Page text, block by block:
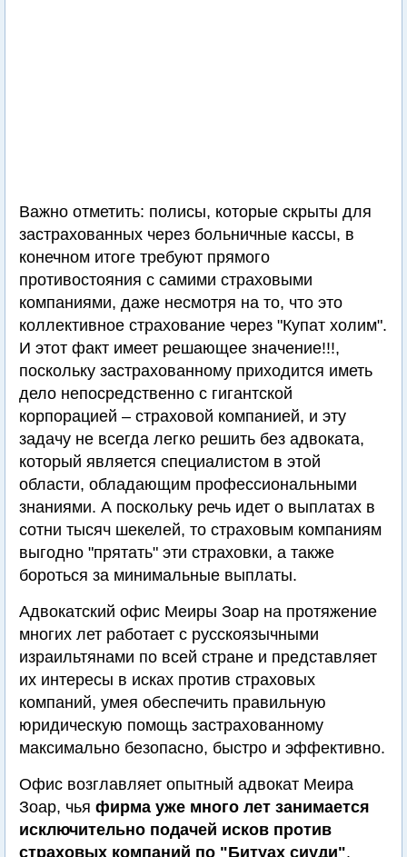
Важно отметить: полисы, которые скрыты для
застрахованных через больничные кассы, в
конечном итоге требуют прямого
противостояния с самими страховыми
компаниями, даже несмотря на то, что это
коллективное страхование через "Купат холим".
И этот факт имеет решающее значение!!!,
поскольку застрахованному приходится иметь
дело непосредственно с гигантской
корпорацией – страховой компанией, и эту
задачу не всегда легко решить без адвоката,
который является специалистом в этой
области, обладающим профессиональными
знаниями. А поскольку речь идет о выплатах в
сотни тысяч шекелей, то страховым компаниям
выгодно "прятать" эти страховки, а также
бороться за минимальные выплаты.
Адвокатский офис Меиры Зоар на протяжение
многих лет работает с русскоязычными
израильтянами по всей стране и представляет
их интересы в исках против страховых
компаний, умея обеспечить правильную
юридическую помощь застрахованному
максимально безопасно, быстро и эффективно.
Офис возглавляет опытный адвокат Меира
Зоар, чья фирма уже много лет занимается
исключительно подачей исков против
страховых компаний по "Битуах сиуди".